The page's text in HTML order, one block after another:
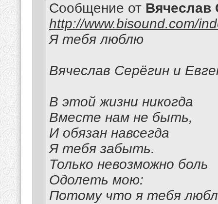
Сообщение от Вячеслав
http://www.bisound.com/
Я тебя люблю
Вячеслав Серёгин и
В этой жизни никогда
Вместе нам не быть,
И обязан навсегда
Я тебя забыть.
Только невозможно боль
Одолеть мою:
Потому что я тебя